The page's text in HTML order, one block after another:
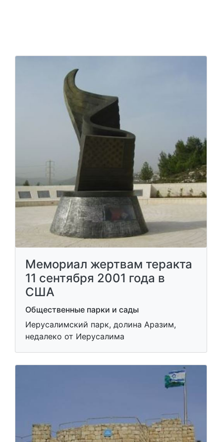
Мемориал жертвам теракта
11 сентября 2001 года в
США
Общественные парки и сады
Иерусалимский парк, долина Аразим,
недалеко от Иерусалима